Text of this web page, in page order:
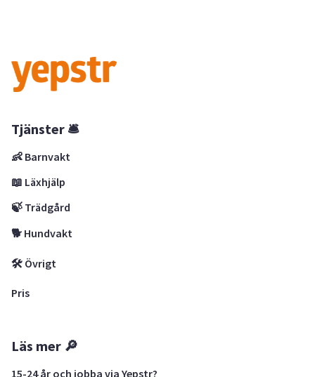
Tjänster 🛎
👶 Barnvakt
📖 Läxhjälp
🍃 Trädgård
🐕 Hundvakt
🛠 Övrigt
Pris
Läs mer 🔎
15-24 år och jobba via Yepstr?